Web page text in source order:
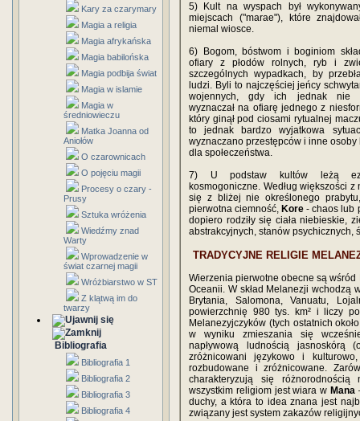
Kary za czarymary
Magia a religia
Magia afrykańska
Magia babilońska
Magia podbija świat
Magia w islamie
Magia w
średniowieczu
Matka Joanna od
Aniołów
O czarownicach
O pojęciu magii
Procesy o czary -
Prusy
Sztuka wróżenia
Wiedźmy znad
Warty
Wprowadzenie w
świat czarnej magii
Wróżbiarstwo w ST
Z klątwą im do
twarzy
Bibliografia
Bibliografia 1
Bibliografia 2
Bibliografia 3
Bibliografia 4
5) Kult na wyspach był
miejscach ("marae"), które
niemal wiosce.
6) Bogom, bóstwom i boginiom
ofiary z płodów rolnych, ryb i
szczególnych wypadkach, by
ludzi. Byli to najczęściej jeńcy
wojennych, gdy ich jednak nie
wyznaczał na ofiarę jednego z
który ginął pod ciosami rytualnej
to jednak bardzo wyjatkowa
wyznaczano przestępców i inne
dla społeczeństwa.
7) U podstaw kultów leżą
kosmogoniczne. Według większości z
się z bliżej nie określonego
pierwotna ciemność, Kore - chaos lub
dopiero rodziły się ciała niebieskie,
abstrakcyjnych, stanów psychicznych,
TRADYCYJNE RELIGIE
Wierzenia pierwotne obecne są
Oceanii. W skład Melanezji wchodzą
Brytania, Salomona, Vanuatu,
powierzchnię 980 tys. km² i liczy
Melanezyjczyków (tych ostatnich
w wyniku zmieszania się
napływową ludnością jasnoskórą
zróżnicowani językowo i
rozbudowane i zróżnicowane.
charakteryzują się
wszystkim religiom jest wiara w Mana
duchy, a która to idea znana jest
związany jest system zakazów